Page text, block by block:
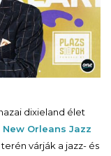
dixieland élet
Orleans Jazz
várják a jazz- és